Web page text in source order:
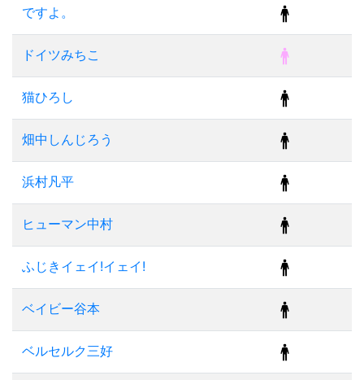
ですよ。
ドイツみちこ
猫ひろし
畑中しんじろう
浜村凡平
ヒューマン中村
ふじきイェイ!イェイ!
ベイビー谷本
ベルセルク三好